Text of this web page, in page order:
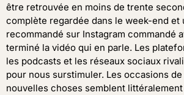
être retrouvée en moins de trente
complète regardée dans le week-end et
recommandé sur Instagram commandé
terminé la vidéo qui en parle. Les
les podcasts et les réseaux sociaux
pour nous surstimuler. Les occasions
nouvelles choses semblent